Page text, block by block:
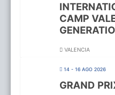
CAMP
VALENCIA
14 - 16 AGO 2026
GRAND